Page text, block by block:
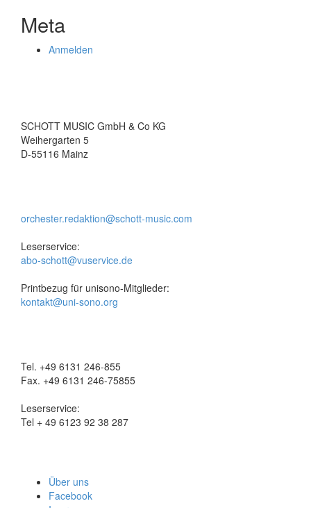
Meta
Anmelden
SCHOTT MUSIC GmbH & Co KG
Weihergarten 5
D-55116 Mainz
orchester.redaktion@schott-music.com
Leserservice:
abo-schott@vuservice.de
Printbezug für unisono-Mitglieder:
kontakt@uni-sono.org
Tel. +49 6131 246-855
Fax. +49 6131 246-75855
Leserservice:
Tel + 49 6123 92 38 287
Über uns
Facebook